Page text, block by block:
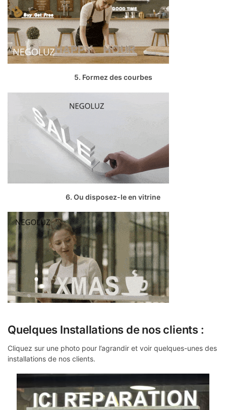
5. Formez des courbes
6. Ou disposez-le en vitrine
Quelques Installations de nos clients :
Cliquez sur une photo pour l’agrandir et voir quelques-unes des
installations de nos clients.